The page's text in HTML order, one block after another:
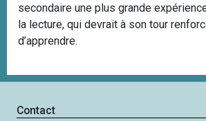
secondaire une plus grande
la lecture, qui devrait à son tour
d’apprendre.
Contact